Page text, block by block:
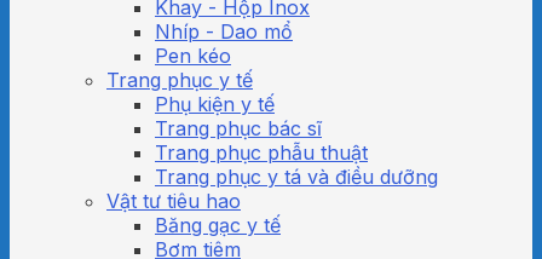
Khay - Hộp Inox
Nhíp - Dao mổ
Pen kéo
Trang phục y tế
Phụ kiện y tế
Trang phục bác sĩ
Trang phục phẫu thuật
Trang phục y tá và điều dưỡng
Vật tư tiêu hao
Băng gạc y tế
Bơm tiêm